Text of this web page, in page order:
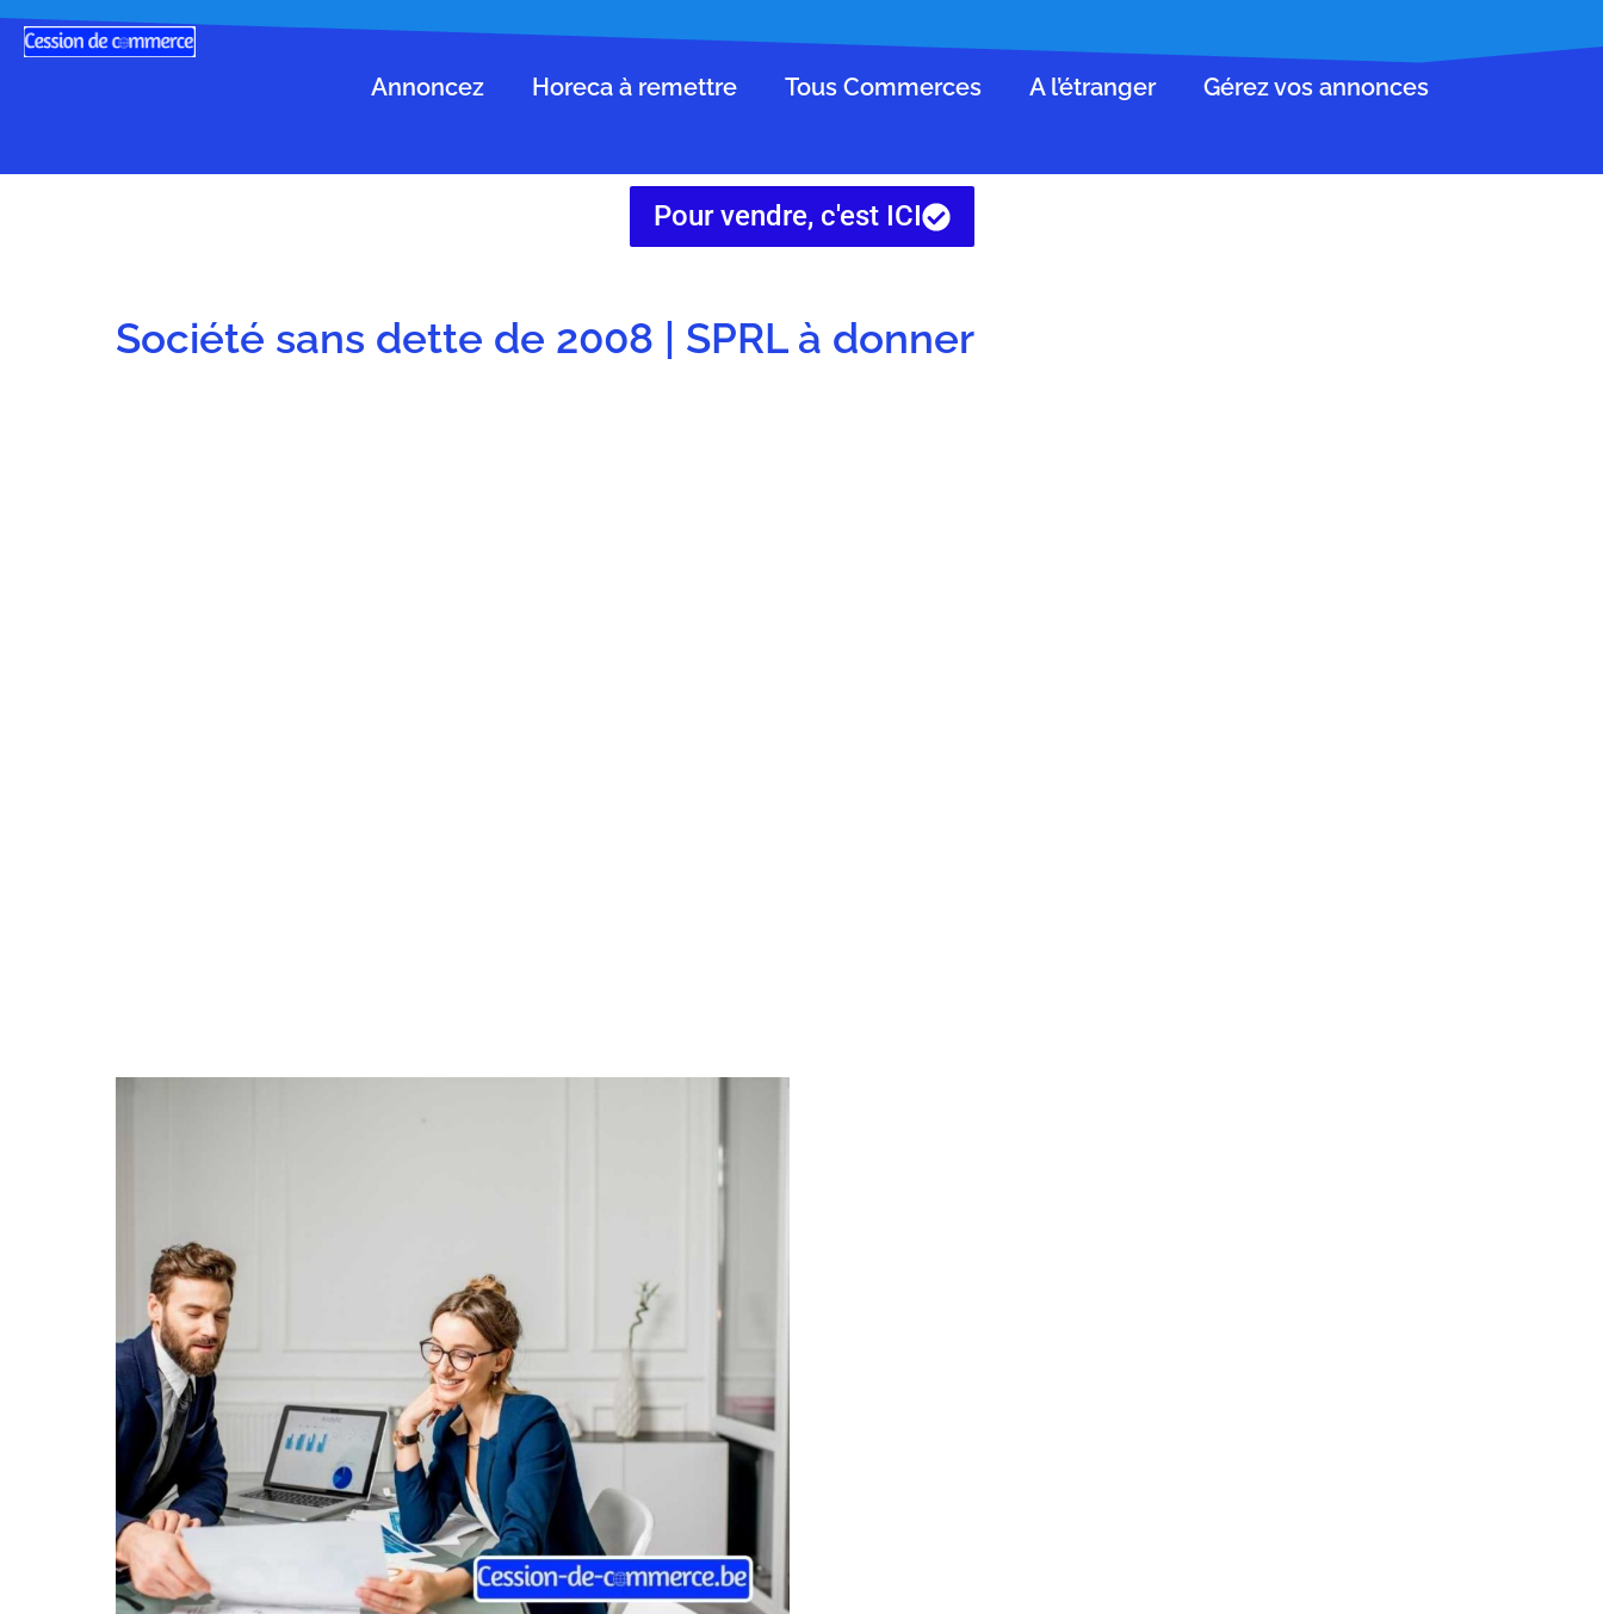
Annoncez Horeca à remettre Tous Commerces A l’étranger Gérez vos annonces
Pour vendre, c'est ICI
Société sans dette de 2008 | SPRL à donner